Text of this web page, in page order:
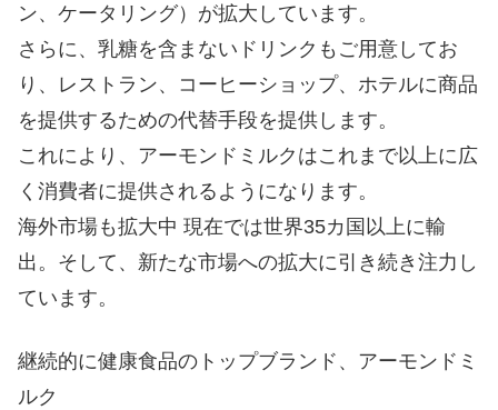
ン、ケータリング）が拡大しています。
さらに、乳糖​​を含まないドリンクもご用意してお
り、レストラン、コーヒーショップ、ホテルに商品
を提供するための代替手段を提供します。
これにより、アーモンドミルクはこれまで以上に広
く消費者に提供されるようになります。
海外市場も拡大中 現在では世界35カ国以上に輸
出。そして、新たな市場への拡大に引き続き注力し
ています。
継続的に健康食品のトップブランド、アーモンドミ
ルク